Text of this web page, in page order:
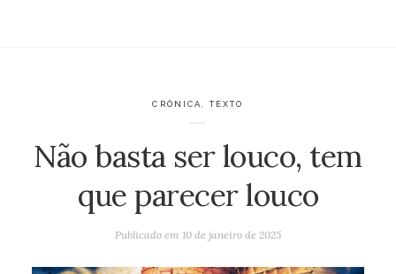
CRÔNICA ,TEXTO
Não basta ser louco, tem
que parecer louco
Publicado em 10 de janeiro de 2025